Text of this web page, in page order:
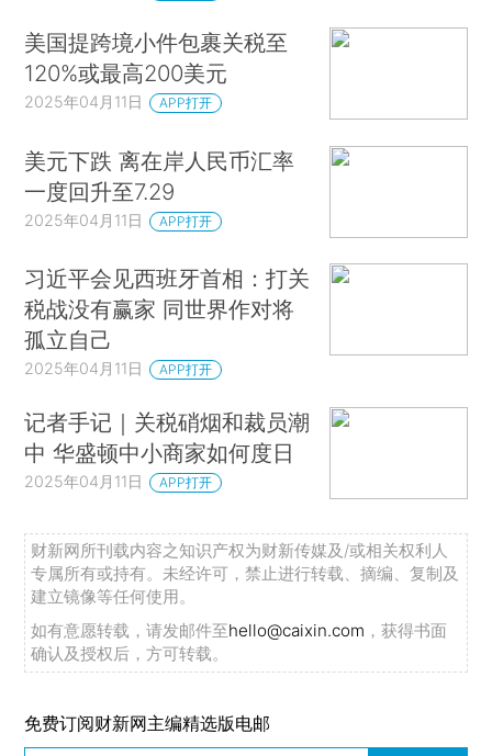
美国提跨境小件包裹关税至
120%或最高200美元
2025年04月11日 APP打开
美元下跌 离在岸人民币汇率
一度回升至7.29
2025年04月11日 APP打开
习近平会见西班牙首相：打关
税战没有赢家 同世界作对将
孤立自己
2025年04月11日 APP打开
记者手记｜关税硝烟和裁员潮
中 华盛顿中小商家如何度日
2025年04月11日 APP打开
财新网所刊载内容之知识产权为财新传媒及/或相关权利人
专属所有或持有。未经许可，禁止进行转载、摘编、复制及
建立镜像等任何使用。
如有意愿转载，请发邮件至hello@caixin.com ，获得书面
确认及授权后，方可转载。
免费订阅财新网主编精选版电邮